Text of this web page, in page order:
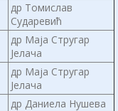
др Томислав
Сударевић
др Маја Стругар
Јелача
др Маја Стругар
Јелача
др Даниела Нушева